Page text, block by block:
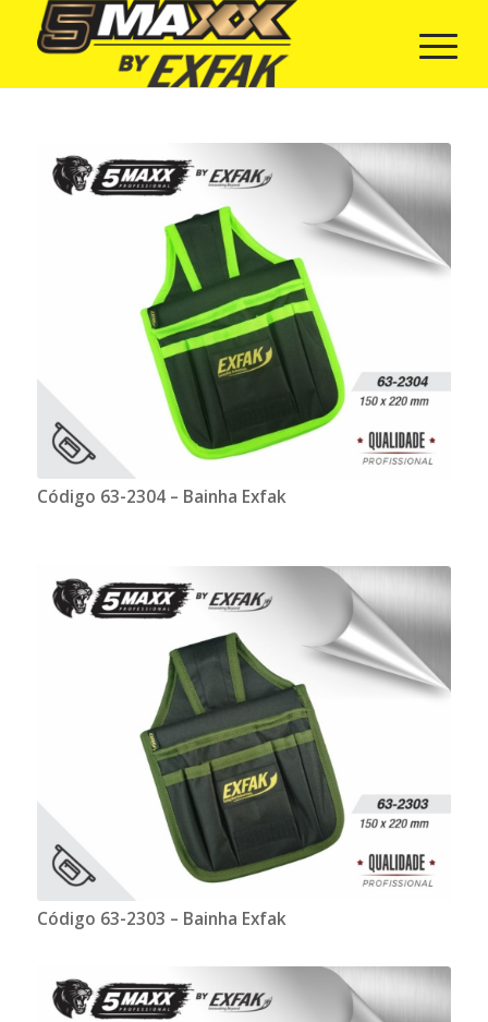
Código 63-2304 – Bainha Exfak
Código 63-2303 – Bainha Exfak